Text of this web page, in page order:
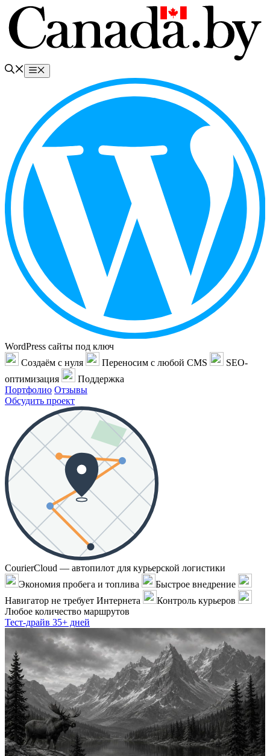
Перейти
содержимому
Меню
WordPress сайты под ключ
Создаём с нуля
Переносим с любой CMS
SEO-
оптимизация
Поддержка
Портфолио Отзывы
Обсудить проект
CourierCloud — автопилот для курьерской логистики
Экономия пробега и топлива
Быстрое внедрение
Навигатор не требует Интернета
Контроль курьеров
Любое количество маршрутов
Тест-драйв 35+ дней